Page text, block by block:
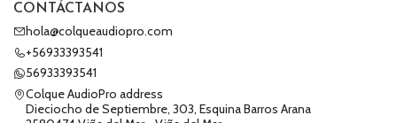
CONTÁCTANOS
hola@colqueaudiopro.com
+56933393541
56933393541
Colque AudioPro address
Dieciocho de Septiembre, 303, Esquina Barros Arana